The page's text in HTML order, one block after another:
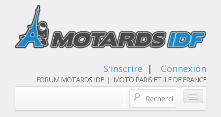
S'inscrire | Connexion
FORUM MOTARDS IDF | MOTO PARIS ET ILE DE FRANCE